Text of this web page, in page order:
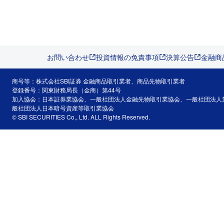
お問い合わせ 投資情報の免責事項 決算公告 金融
商号等：株式会社SBI証券 金融商品取引業者、商品先物取引業者
登録番号：関東財務局長（金商）第44号
加入協会：日本証券業協会、一般社団法人金融先物取引業協会、一般社団法
般社団法人日本暗号資産等取引業協会
© SBI SECURITIES Co., Ltd. ALL Rights Reserved.